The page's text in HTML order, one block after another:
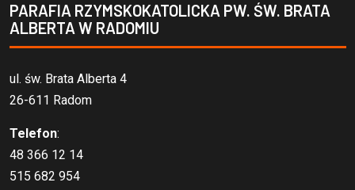
PARAFIA RZYMSKOKATOLICKA PW. ŚW. BRATA
ALBERTA W RADOMIU
ul. św. Brata Alberta 4
26-611 Radom
Telefon:
48 366 12 14
515 682 954